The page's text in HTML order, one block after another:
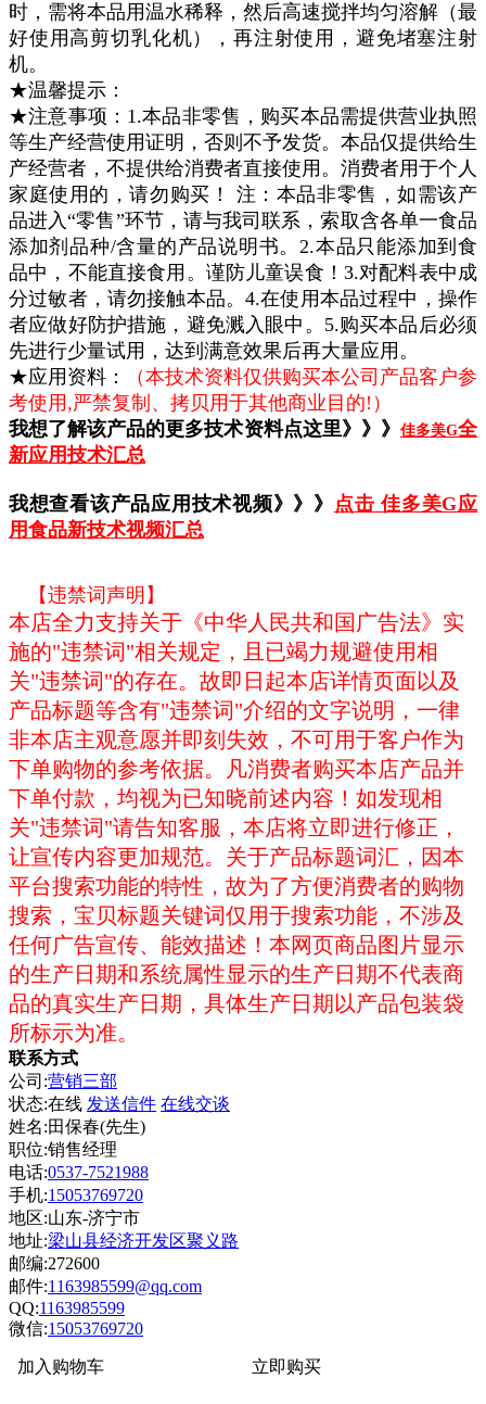
时，需将本品用温水稀释，然后高速搅拌均匀溶解（最
好使用高剪切乳化机），再注射使用，避免堵塞注射
机。
★温馨提示：
★注意事项：1.本品非零售，购买本品需提供营业执照
等生产经营使用证明，否则不予发货。本品仅提供给生
产经营者，不提供给消费者直接使用。消费者用于个人
家庭使用的，请勿购买！ 注：本品非零售，如需该产
品进入“零售”环节，请与我司联系，索取含各单一食品
添加剂品种/含量的产品说明书。2.本品只能添加到食
品中，不能直接食用。谨防儿童误食！3.对配料表中成
分过敏者，请勿接触本品。4.在使用本品过程中，操作
者应做好防护措施，避免溅入眼中。5.购买本品后必须
先进行少量试用，达到满意效果后再大量应用。
★应用资料：
（本技术资料仅供购买本公司产品客户参
考使用,严禁复制、拷贝用于其他商业目的!）
我想了解该产品的更多技术资料点这里》》》 佳多美G全
新应用技术汇总
我想查看该产品应用技术视频》》》 点击 佳多美G应
用食品新技术视频汇总
【违禁词声明】
本店全力支持关于《中华人民共和国广告法》实
施的"违禁词"相关规定，且已竭力规避使用相
关"违禁词"的存在。故即日起本店详情页面以及
产品标题等含有"违禁词"介绍的文字说明，一律
非本店主观意愿并即刻失效，不可用于客户作为
下单购物的参考依据。凡消费者购买本店产品并
下单付款，均视为已知晓前述内容！如发现相
关"违禁词"请告知客服，本店将立即进行修正，
让宣传内容更加规范。关于产品标题词汇，因本
平台搜索功能的特性，故为了方便消费者的购物
搜索，宝贝标题关键词仅用于搜索功能，不涉及
任何广告宣传、能效描述！本网页商品图片显示
的生产日期和系统属性显示的生产日期不代表商
品的真实生产日期，具体生产日期以产品包装袋
所标示为准。
联系方式
公司:营销三部
状态:在线 发送信件 在线交谈
姓名:田保春(先生)
职位:销售经理
电话:0537-7521988
手机:15053769720
地区:山东-济宁市
地址:梁山县经济开发区聚义路
邮编:272600
邮件:1163985599@qq.com
QQ:1163985599
微信:15053769720
加入购物车 立即购买